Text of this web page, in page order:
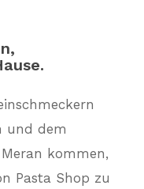
und dem
kommen,
Pasta Shop zu